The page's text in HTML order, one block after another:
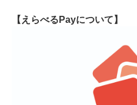
【えらべるPayについて】